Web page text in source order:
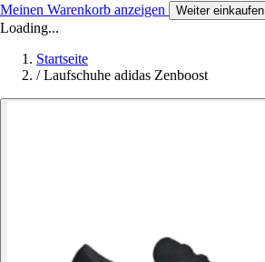
Meinen Warenkorb anzeigen Weiter einkaufen
Loading...
Startseite
/ Laufschuhe adidas Zenboost